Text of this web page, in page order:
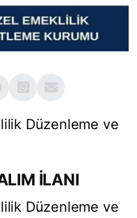
Düzenleme ve
İLANI
Düzenleme ve